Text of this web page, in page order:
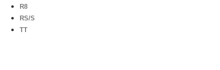
R8
RS/S
TT